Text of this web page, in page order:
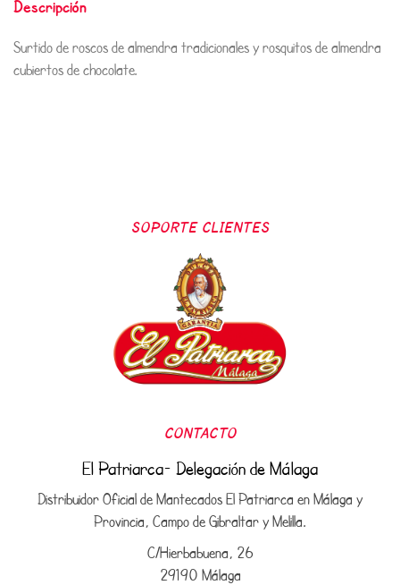
Descripción
Surtido de roscos de almendra tradicionales y rosquitos de almendra
cubiertos de chocolate.
SOPORTE CLIENTES
CONTACTO
El Patriarca- Delegación de Málaga
Distribuidor Oficial de Mantecados El Patriarca en Málaga y
Provincia, Campo de Gibraltar y Melilla.
C/Hierbabuena, 26
29190 Málaga